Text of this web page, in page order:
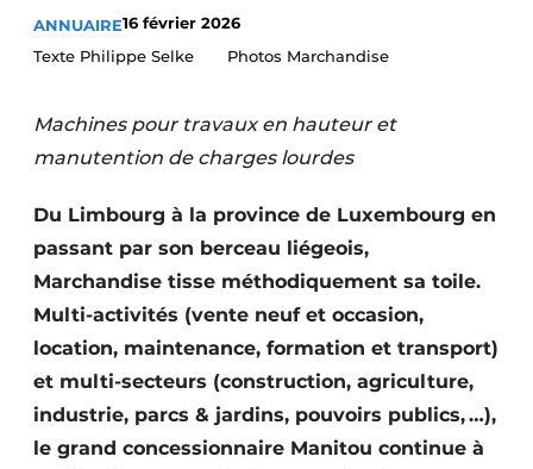
Termes et conditions
Video’s
Éclairage
Fondations
Façades
Géotextiles
ANNUAIRE16 février 2026
Texte Philippe Selke Photos Marchandise
Machines pour travaux en hauteur et
manutention de charges lourdes
Du Limbourg à la province de Luxembourg en
passant par son berceau liégeois,
Marchandise tisse méthodiquement sa toile.
Multi-activités (vente neuf et occasion,
location, maintenance, formation et transport)
et multi-secteurs (construction, agriculture,
industrie, parcs & jardins, pouvoirs publics, …),
le grand concessionnaire Manitou continue à